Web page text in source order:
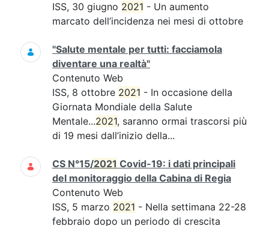
ISS, 30 giugno 2021 - Un aumento
marcato dell’incidenza nei mesi di ottobre
"Salute mentale per tutti: facciamola
diventare una realtà"
Contenuto Web
ISS, 8 ottobre 2021 - In occasione della
Giornata Mondiale della Salute
Mentale...2021, saranno ormai trascorsi più
di 19 mesi dall’inizio della...
CS N°15/2021 Covid-19: i dati principali
del monitoraggio della Cabina di Regia
Contenuto Web
ISS, 5 marzo 2021 - Nella settimana 22-28
febbraio dopo un periodo di crescita